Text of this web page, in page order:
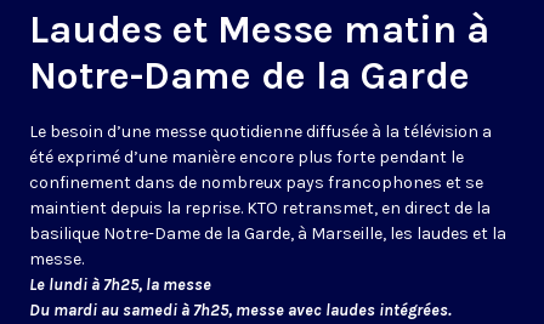
Laudes et Messe matin à
Notre-Dame de la Garde
Le besoin d’une messe quotidienne diffusée à la télévision a
été exprimé d’une manière encore plus forte pendant le
confinement dans de nombreux pays francophones et se
maintient depuis la reprise. KTO retransmet, en direct de la
basilique Notre-Dame de la Garde, à Marseille, les laudes et la
messe.
Le lundi à 7h25, la messe
Du mardi au samedi à 7h25, messe avec laudes intégrées.